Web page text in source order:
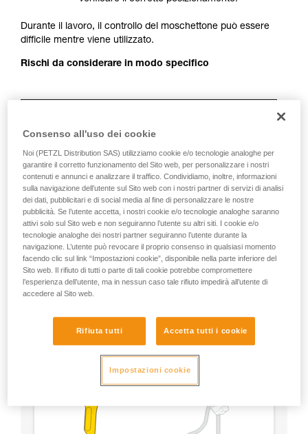
Durante il lavoro, il controllo del moschettone può essere
difficile mentre viene utilizzato.
Rischi da considerare in modo specifico
Raccomandazione per moschettone
e accessori
Utilizzare un VERTIGO TWIST-LOCK con un sistema di
tenuta (STRING, TANGA, manicotto in plastica).
Consenso all'uso dei cookie
Noi (PETZL Distribution SAS) utilizziamo cookie e/o tecnologie analoghe per
garantire il corretto funzionamento del Sito web, per personalizzare i nostri
contenuti e annunci e analizzare il traffico. Condividiamo, inoltre, informazioni
sulla navigazione dell’utente sul Sito web con i nostri partner di servizi di analisi
dei dati, pubblicitari e di social media al fine di personalizzare le nostre
pubblicità. Se l’utente accetta, i nostri cookie e/o tecnologie analoghe saranno
attivi solo sul Sito web e non seguiranno l’utente su altri siti. I cookie e/o
tecnologie analoghe dei nostri partner seguiranno l’utente durante la
navigazione. L’utente può revocare il proprio consenso in qualsiasi momento
facendo clic sul link “Impostazioni cookie”, disponibile nella parte inferiore del
Sito web. Il rifiuto di tutti o parte di tali cookie potrebbe compromettere
l’esperienza dell’utente, ma in nessun caso tale rifiuto impedirà all’utente di
accedere al Sito web.
Rifiuta tutti Accetta tutti i cookie
Impostazioni cookie